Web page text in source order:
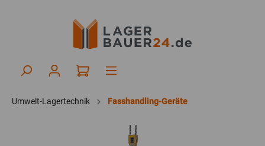
Umwelt-Lagertechnik Fasshandling-Geräte